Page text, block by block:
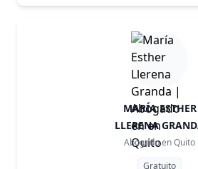
MARÍA ESTHER
LLERENA
Abogado enQuito
Gratuito